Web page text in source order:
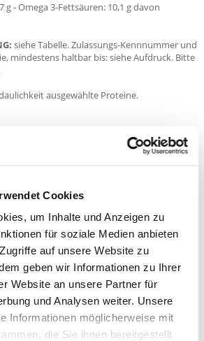
Cookies
um Inhalte und Anzeigen zu
für soziale Medien anbieten
auf unsere Website zu
geben wir Informationen zu Ihrer
Website an unsere Partner für
und Analysen weiter. Unsere
Informationen möglicherweise mit
die Sie ihnen bereitgestellt
g - Omega 3-Fettsäuren: 10,1 g davon
siehe Tabelle. Zulassungs-Kennnummer und
mindestens haltbar bis: siehe Aufdruck. Bitte
ausgewählte Proteine.
500.0mg/kg
mg/kg